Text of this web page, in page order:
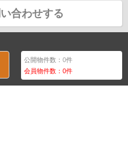
合わせする
公開物件数：0件
会員物件数：0件